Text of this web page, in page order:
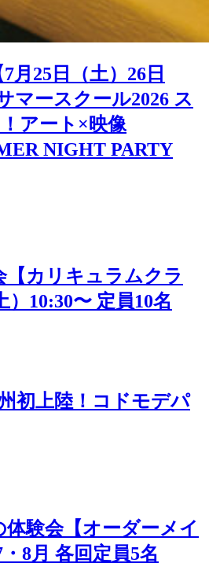
25日（土）26日
マースクール2026 ス
アート×映像
NIGHT PARTY
【カリキュラムクラ
）10:30〜 定員10名
初上陸！コドモデパ
験会【オーダーメイ
8月 各回定員5名